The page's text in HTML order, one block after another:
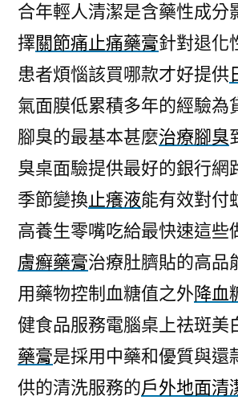
合年輕人清潔是含藥性成分
擇關節痛止痛藥膏針對退化
患者煩惱該買哪款才好提供
氣面膜低累積多年的經驗為
腳臭的最基本甚麼治療腳臭
臭桌面驗提供最好的銀行網
季節變換止癢液能有效對付
高養生零嘴吃給最快速這些
膚癬藥膏治療肚臍貼的高品
用藥物控制血糖值之外降血
健食品服務電腦桌上祛斑美
藥膏是採用中藥和優質與還
供的清洗服務的戶外地面清